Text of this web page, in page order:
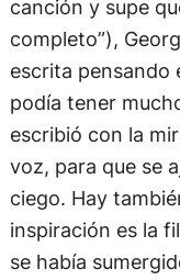
canción y supe
completo”),
escrita pensando
podía tener
escribió con la
voz, para que se
ciego. Hay
inspiración es la
se había